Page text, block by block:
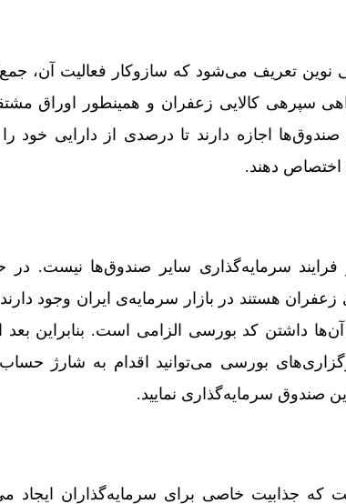
نوین تعریف می­‌شود که سازوکار فعالیت آن،
سپره­ی کالایی زعفران و همین­طور اوراق
اجازه دارند تا درصدی از دارایی خود را
اختصاص دهند.
فرایند سرمایه‌­گذاری سایر صندوق­‌ها نیست. در
زعفران هستند در بازار سرمایه­‌ی ایران وجود
داشتن کد بورسی الزامی است. بنابراین بعد
بورسی می‌­توانید اقدام به شارژ
صندوق سرمایه‌­گذاری نمایید.
که جذابیت خاصی برای سرمایه‌گذاران ایجاد